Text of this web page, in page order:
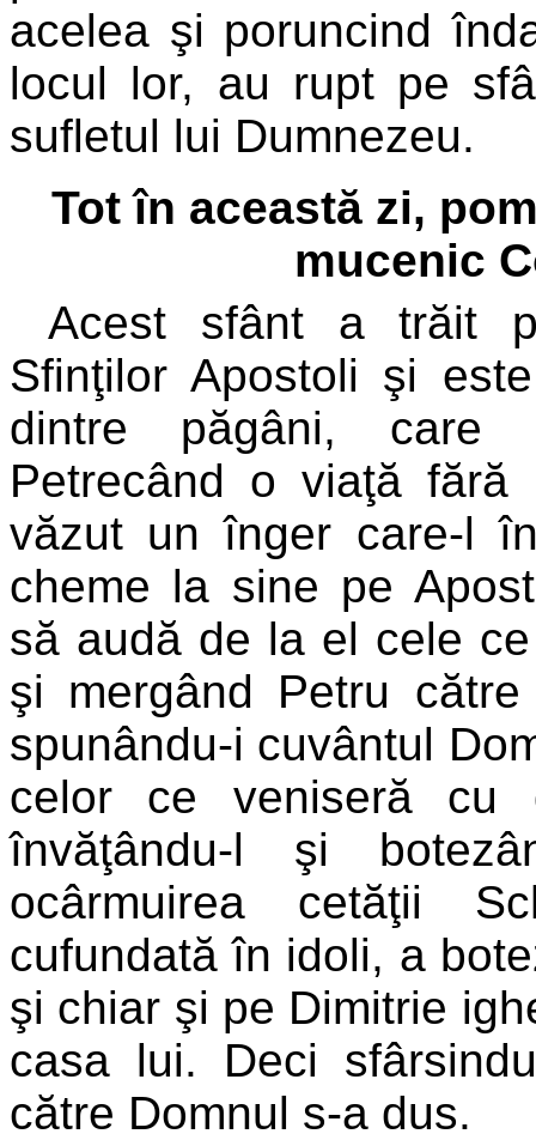
acelea şi poruncind
locul lor, au rupt pe
sufletul lui Dumnezeu.
Tot în această zi,
mucenic
Acest sfânt a trăit
Sfinţilor Apostoli şi
dintre păgâni, care
Petrecând o viaţă fără
văzut un înger care-l
cheme la sine pe
să audă de la el cele
şi mergând Petru
spunându-i cuvântul
celor ce veniseră cu
învăţându-l şi
ocârmuirea cetăţii
cufundată în idoli, a
şi chiar şi pe Dimitrie
casa lui. Deci
către Domnul s-a dus.